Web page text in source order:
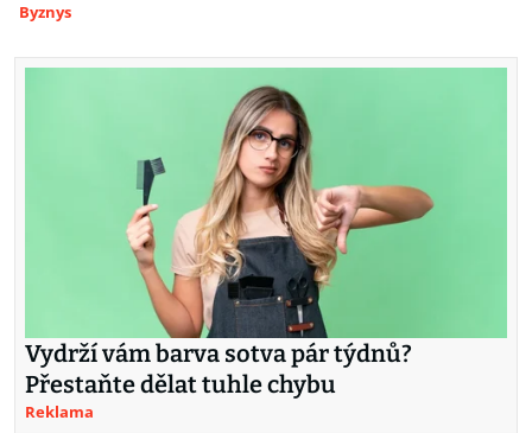
Byznys
Vydrží vám barva sotva pár týdnů?
Přestaňte dělat tuhle chybu
Reklama